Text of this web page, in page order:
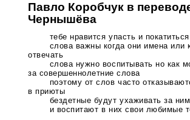
Павло Коробчук в
Чернышёва
тебе нравится упасть и
слова важны когда они имена или
отвечать
слова нужно воспитывать но как
за совершеннолетние слова
поэтому от слов часто
в приюты
бездетные будут ухаживать за
и воспитают в них свои любимые